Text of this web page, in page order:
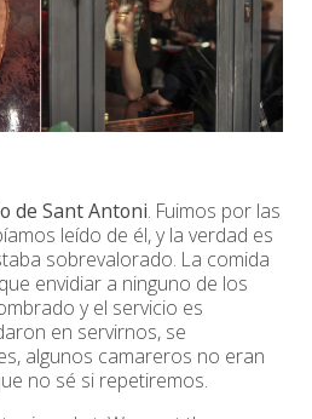
de Sant Antoni. Fuimos por las
leído de él, y la verdad es
sobrevalorado. La comida
envidiar a ninguno de los
y el servicio es
en servirnos, se
algunos camareros no eran
no sé si repetiremos.